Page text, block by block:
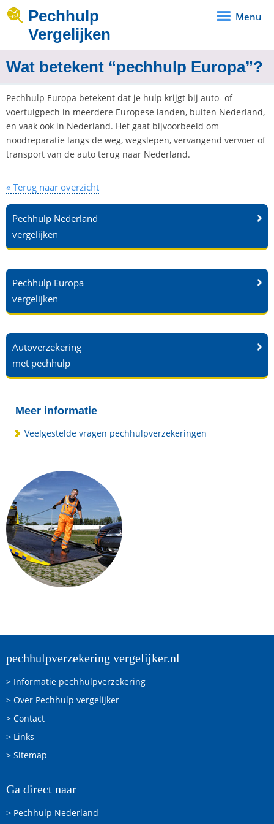
Pechhulp
Vergelijken
Menu
Wat betekent “pechhulp Europa”?
Pechhulp Europa betekent dat je hulp krijgt bij auto- of
voertuigpech in meerdere Europese landen, buiten Nederland,
en vaak ook in Nederland. Het gaat bijvoorbeeld om
noodreparatie langs de weg, wegslepen, vervangend vervoer of
transport van de auto terug naar Nederland.
« Terug naar overzicht
Pechhulp Nederland
vergelijken
Pechhulp Europa
vergelijken
Autoverzekering
met pechhulp
Meer informatie
Veelgestelde vragen pechhulpverzekeringen
pechhulpverzekering vergelijker.nl
> Informatie pechhulpverzekering
> Over Pechhulp vergelijker
> Contact
> Links
> Sitemap
Ga direct naar
> Pechhulp Nederland